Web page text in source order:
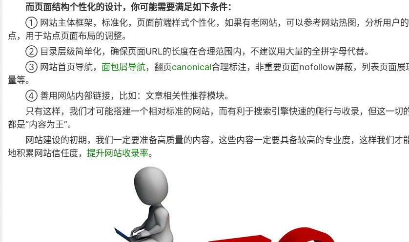
而页面结构个性化的设计，你可能需要满足如下条件：
① 网站主体框架，标准化，页面前端样式个性化，如果有老网站，可以参考网站热图，分析用户
点，用于站点页面布局的调整。
② 目录层级简单化，确保页面URL的长度在合理范围内，不建议用大量的全拼字母代替。
③ 网站首页导航， 面包屑导航，翻页canonical合理标注，非重要页面nofollow屏蔽，列表页面展
量等。
④ 善用网站内部链接，比如：文章相关性推荐模块。
只有这样，我们才可能搭建一个相对标准的网站，而有利于搜索引擎快速的爬行与收录，但这一切
都是“内容为王”。
网站建设的初期，我们一定要准备高质量的内容，这些内容一定要具备较高的专业度，这样我们才
地积累网站信任度， 提升网站收录率。